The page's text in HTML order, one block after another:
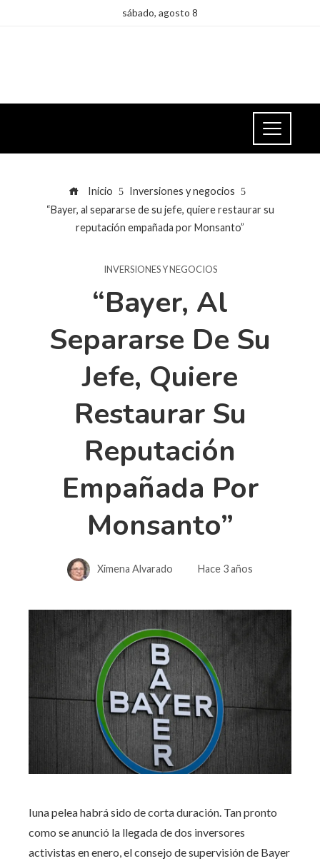
sábado, agosto 8
Inicio
Inversiones y negocios
“Bayer, al separarse de su jefe, quiere restaurar su
reputación empañada por Monsanto”
INVERSIONES Y NEGOCIOS
“Bayer, Al
Separarse De Su
Jefe, Quiere
Restaurar Su
Reputación
Empañada Por
Monsanto”
Ximena Alvarado Hace 3 años
Iuna pelea habrá sido de corta duración. Tan pronto
como se anunció la llegada de dos inversores
activistas en enero, el consejo de supervisión de Bayer